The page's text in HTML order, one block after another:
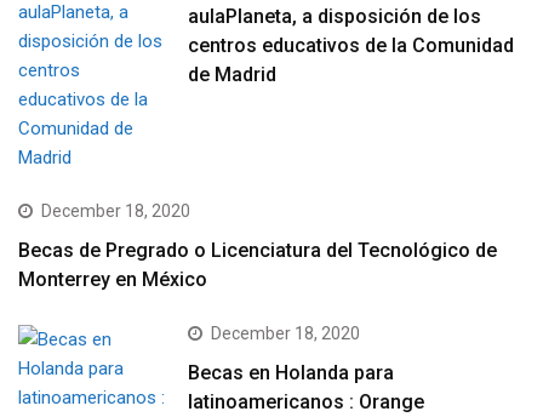
aulaPlaneta, a disposición de los
centros educativos de la Comunidad
de Madrid
December 18, 2020
Becas de Pregrado o Licenciatura del Tecnológico de
Monterrey en México
December 18, 2020
Becas en Holanda para
latinoamericanos : Orange